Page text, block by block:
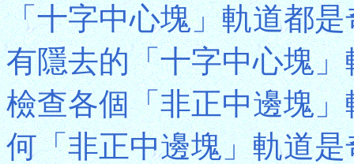
「十字中心塊」軌道都
有隱去的「十字中心塊
檢查各個「非正中邊塊
何「非正中邊塊」軌道